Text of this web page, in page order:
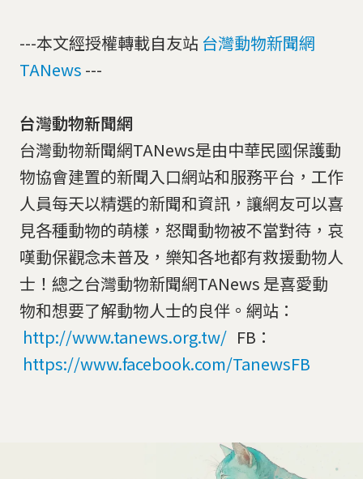
---本文經授權轉載自友站 台灣動物新聞網
TANews ---
台灣動物新聞網
台灣動物新聞網TANews是由中華民國保護動
物協會建置的新聞入口網站和服務平台，工作
人員每天以精選的新聞和資訊，讓網友可以喜
見各種動物的萌樣，怒聞動物被不當對待，哀
嘆動保觀念未普及，樂知各地都有救援動物人
士！總之台灣動物新聞網TANews 是喜愛動
物和想要了解動物人士的良伴。網站：
http://www.tanews.org.tw/ FB：
https://www.facebook.com/TanewsFB